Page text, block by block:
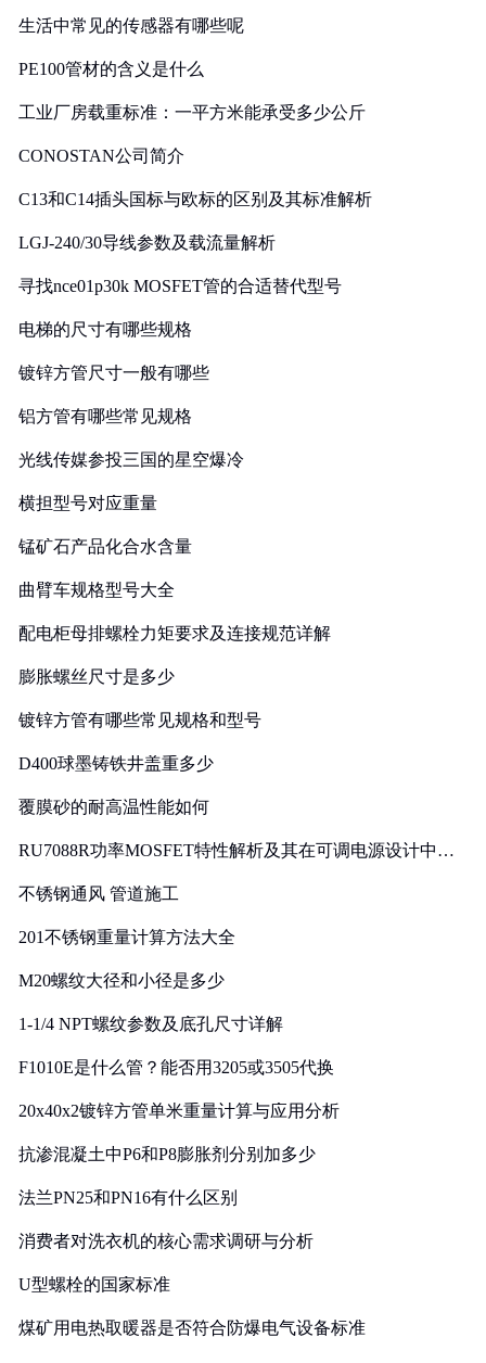
生活中常见的传感器有哪些呢
PE100管材的含义是什么
工业厂房载重标准：一平方米能承受多少公斤
CONOSTAN公司简介
C13和C14插头国标与欧标的区别及其标准解析
LGJ-240/30导线参数及载流量解析
寻找nce01p30k MOSFET管的合适替代型号
电梯的尺寸有哪些规格
镀锌方管尺寸一般有哪些
铝方管有哪些常见规格
光线传媒参投三国的星空爆冷
横担型号对应重量
锰矿石产品化合水含量
曲臂车规格型号大全
配电柜母排螺栓力矩要求及连接规范详解
膨胀螺丝尺寸是多少
镀锌方管有哪些常见规格和型号
D400球墨铸铁井盖重多少
覆膜砂的耐高温性能如何
RU7088R功率MOSFET特性解析及其在可调电源设计中的
不锈钢通风 管道施工
201不锈钢重量计算方法大全
M20螺纹大径和小径是多少
1-1/4 NPT螺纹参数及底孔尺寸详解
F1010E是什么管？能否用3205或3505代换
20x40x2镀锌方管单米重量计算与应用分析
抗渗混凝土中P6和P8膨胀剂分别加多少
法兰PN25和PN16有什么区别
消费者对洗衣机的核心需求调研与分析
U型螺栓的国家标准
煤矿用电热取暖器是否符合防爆电气设备标准